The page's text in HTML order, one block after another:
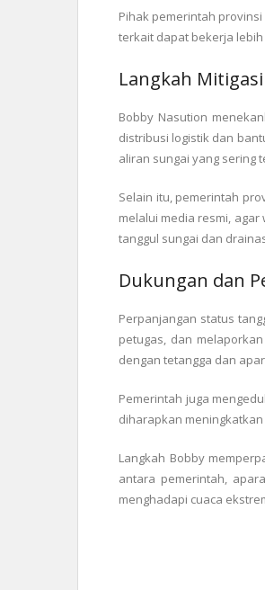
Pihak pemerintah
terkait dapat bekerja
Langkah
Bobby Nasution
distribusi logistik dan
aliran sungai yang sering
Selain itu, pemerintah
melalui media resmi,
tanggul sungai dan
Dukungan dan
Perpanjangan status
petugas, dan
dengan tetangga dan
Pemerintah juga
diharapkan
Langkah Bobby
antara pemerintah,
menghadapi cuaca